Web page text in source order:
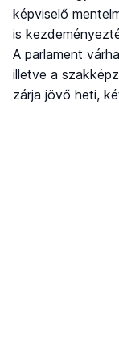
képviselő
is
A parlament
illetve a
zárja jövő heti,